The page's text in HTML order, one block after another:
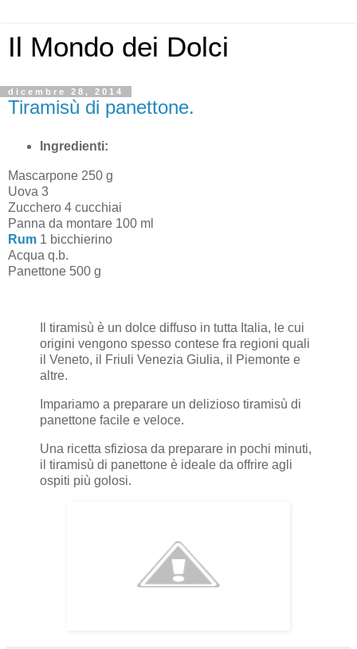
Il Mondo dei Dolci
dicembre 28, 2014
Tiramisù di panettone.
Ingredienti:
Mascarpone 250 g
Uova 3
Zucchero 4 cucchiai
Panna da montare 100 ml
Rum 1 bicchierino
Acqua q.b.
Panettone 500 g
Il tiramisù è un dolce diffuso in tutta Italia, le cui
origini vengono spesso contese fra regioni quali
il Veneto, il Friuli Venezia Giulia, il Piemonte e
altre.
Impariamo a preparare un delizioso tiramisù di
panettone facile e veloce.
Una ricetta sfiziosa da preparare in pochi minuti,
il tiramisù di panettone è ideale da offrire agli
ospiti più golosi.